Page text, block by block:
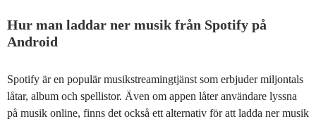
Hur man laddar ner musik från Spotify på
Android
Spotify är en populär musikstreamingtjänst som erbjuder miljontals
låtar, album och spellistor. Även om appen låter användare lyssna
på musik online, finns det också ett alternativ för att ladda ner musik